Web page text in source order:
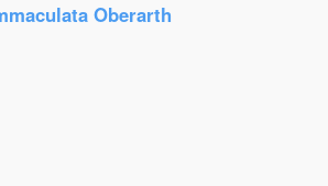
Oberarth